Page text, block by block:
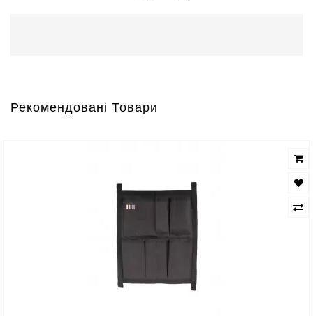
Рекомендовані Товари